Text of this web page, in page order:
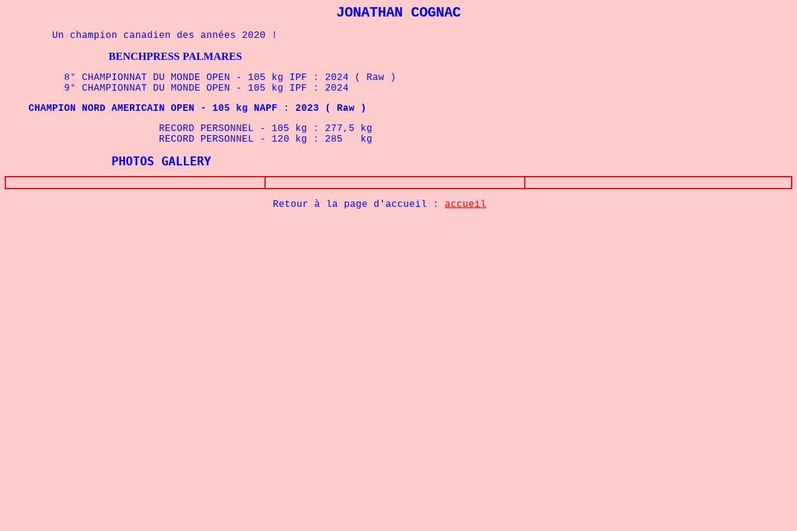
JONATHAN COGNAC
Un champion canadien des années 2020 !
BENCHPRESS PALMARES
8° CHAMPIONNAT DU MONDE OPEN - 105 kg IPF : 2024 ( Raw )
9° CHAMPIONNAT DU MONDE OPEN - 105 kg IPF : 2024
CHAMPION NORD AMERICAIN OPEN - 105 kg NAPF : 2023 ( Raw )
RECORD PERSONNEL - 105
kg : 277,5 kg
RECORD PERSONNEL - 120
kg : 285 kg
PHOTOS GALLERY
Retour à la page d'accueil : accueil